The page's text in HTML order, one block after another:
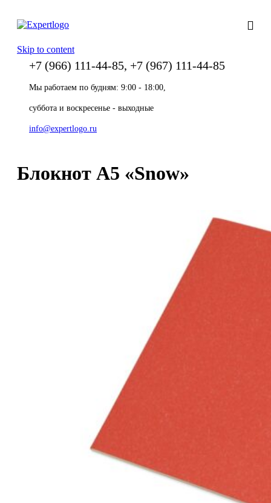
Skip to content
+7 (966) 111-44-85, +7 (967) 111-44-85
Мы работаем по будням: 9:00 - 18:00,
суббота и воскресенье - выходные
info@expertlogo.ru
Блокнот А5 «Snow»